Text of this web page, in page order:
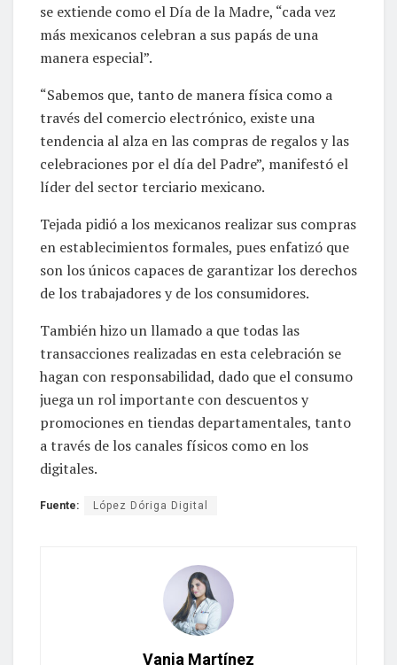
se extiende como el Día de la Madre, “cada vez
más mexicanos celebran a sus papás de una
manera especial”.
“Sabemos que, tanto de manera física como a
través del comercio electrónico, existe una
tendencia al alza en las compras de regalos y las
celebraciones por el día del Padre”, manifestó el
líder del sector terciario mexicano.
Tejada pidió a los mexicanos realizar sus compras
en establecimientos formales, pues enfatizó que
son los únicos capaces de garantizar los derechos
de los trabajadores y de los consumidores.
También hizo un llamado a que todas las
transacciones realizadas en esta celebración se
hagan con responsabilidad, dado que el consumo
juega un rol importante con descuentos y
promociones en tiendas departamentales, tanto
a través de los canales físicos como en los
digitales.
Fuente: López Dóriga Digital
Vania Martínez